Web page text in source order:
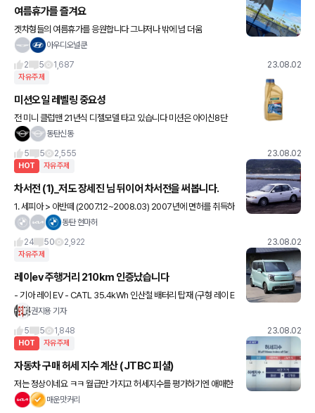
여름휴가를 즐겨요
겟차형들의 여름휴가를 응원합니다 그나저나 밖에 넘 더움
아우디오널쿤
2
5 1,687 23.08.02
자유주제
미션오일 레벨링 중요성
전 미니 클럽맨 21년식 디젤모델 타고 있습니다 미션은 아이신8단
미션이며 후기형 모델입니다 미션오일 규격은 아이신 aw-2 , bmw
동탄신동
5
5 2,555 23.08.02
HOT 자유주제
차서전 (1)_저도 장세진 님 뒤이어 차서전을 써봅니다.
1. 세피아 > 아반떼 (2007.12~2008.03) 2007년에 면허를 취득하
고 나서 더욱더 운전의 재미를 본 저는 감을 잃기 전에 어떻게든 차를
동탄 현마허
24
50 2,922 23.08.02
자유주제
레이ev 주행거리 210km 인증났습니다
- 기아 레이 EV - CATL 35.4kWh 인산철 배터리 탑재 (구형 레이 E
V는 16.4kWh) - 주행거리 상온 210km 저온 167km (20.5%차
권지용 기자
5
5 1,848 23.08.02
HOT 자유주제
자동차 구매 허세 지수 계산 (JTBC 피셜)
저는 정상이네요 ㅋㅋ 월급만 가지고 허세지수를 평가하기엔 애매한
부분이 있긴합니다만 걍 재미로만 해보세요 ㅋㅋ
매운맛커리